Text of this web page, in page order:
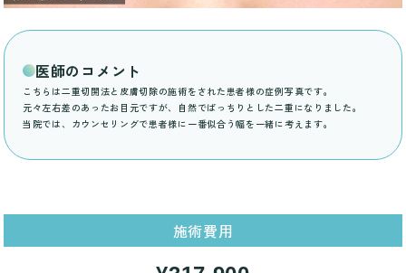
医師のコメント
こちらは二重切開法と皮膚切除の施術をされた患者様の症例写真です。
元々左右差のあったお目元ですが、自然でぱっちりとした二重になりました。
当院では、カウンセリングで患者様に一番似合う幅を一緒に考えます。
施術費用